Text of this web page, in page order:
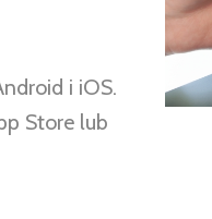
i iOS.
Store lub